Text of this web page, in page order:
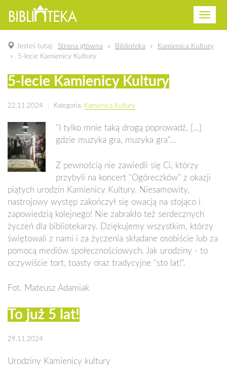
Strona główna Biblioteka
Kamienica Kultury
5-lecie Kamienicy Kultury
5-lecie Kamienicy Kultury
22.11.2024 Kategoria: Kamienica Kultury
"I tylko mnie taką drogą poprowadź, [...]
gdzie muzyka gra, muzyka gra"...
Z pewnością nie zawiedli się Ci, którzy
przybyli na koncert "Ogóreczków" z okazji
piątych urodzin Kamienicy Kultury. Niesamowity,
nastrojowy występ zakończył się owacją na stojąco i
zapowiedzią kolejnego! Nie zabrakło też serdecznych
życzeń dla bibliotekarzy. Dziękujemy wszystkim, którzy
świętowali z nami i za życzenia składane osobiście lub za
pomocą mediów społecznościowych. Jak urodziny - to
oczywiście tort, toasty oraz tradycyjne "sto lat!".
Fot. Mateusz Adamiak
To już 5 lat!
29.11.2024
Urodziny Kamienicy kultury